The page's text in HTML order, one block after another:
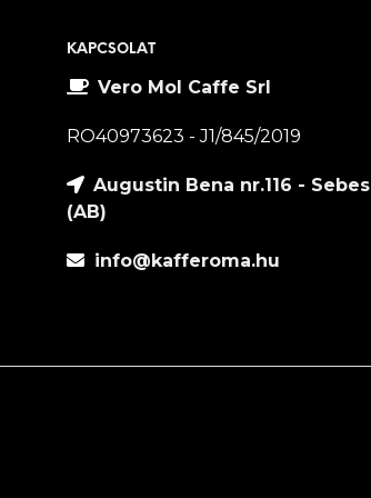
KAPCSOLAT
Vero Mol Caffe Srl
RO40973623 - J1/845/2019
Augustin Bena nr.116 - Sebes
(AB)
info@kafferoma.hu